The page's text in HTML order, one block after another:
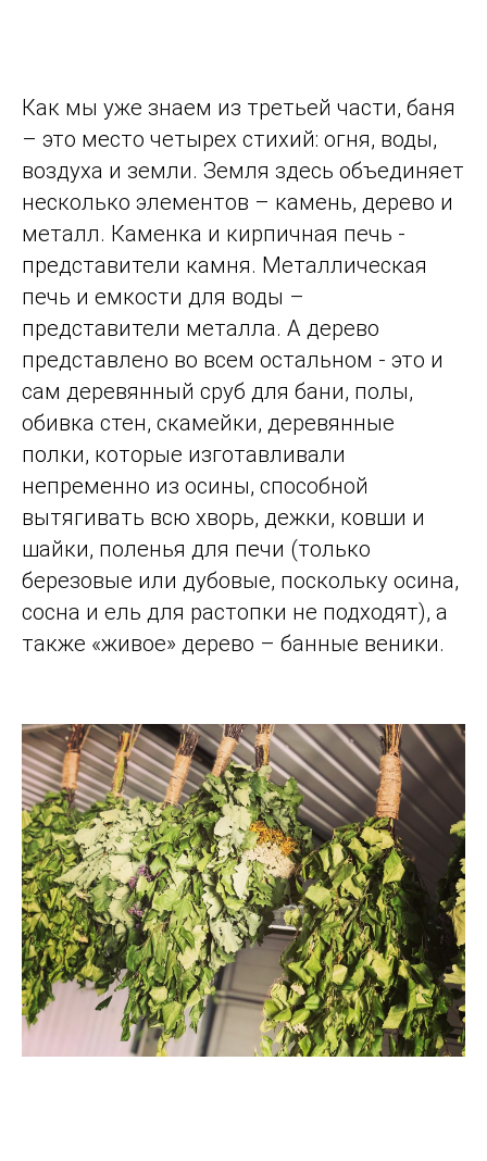
Как мы уже знаем из третьей части, баня
– это место четырех стихий: огня, воды,
воздуха и земли. Земля здесь объединяет
несколько элементов – камень, дерево и
металл. Каменка и кирпичная печь -
представители камня. Металлическая
печь и емкости для воды –
представители металла. А дерево
представлено во всем остальном - это и
сам деревянный сруб для бани, полы,
обивка стен, скамейки, деревянные
полки, которые изготавливали
непременно из осины, способной
вытягивать всю хворь, дежки, ковши и
шайки, поленья для печи (только
березовые или дубовые, поскольку осина,
сосна и ель для растопки не подходят), а
также «живое» дерево – банные веники.